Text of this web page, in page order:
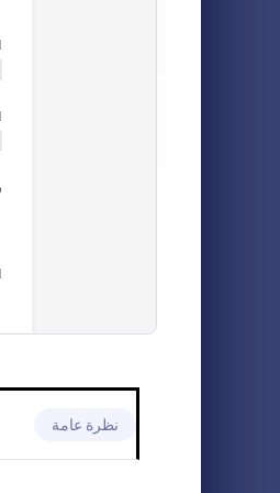
نظرة عامة
نماذج الطلبات المصرفية